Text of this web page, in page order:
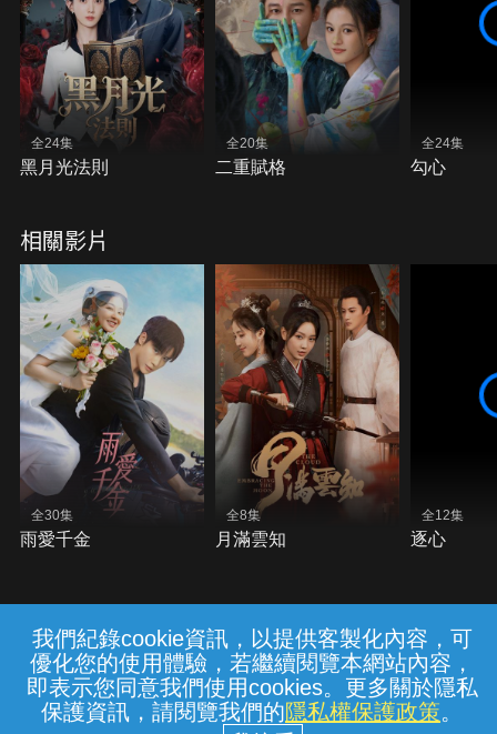
我們紀錄cookie資訊，以提供客製化內容，可
優化您的使用體驗，若繼續閱覽本網站內容，
即表示您同意我們使用cookies。更多關於隱私
保護資訊，請閱覽我們的隱私權保護政策。
全24集
黑月光法則
全20集
二重賦格
全24集
勾心
相關影片
全30集
雨愛千金
全8集
月滿雲知
全12集
逐心
常見問題 線上客服 服務條款 隱私權保護
中華電信股份有限公司個人家庭分公司
{{notifyMsg}}